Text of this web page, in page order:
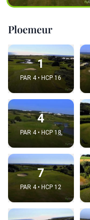
Ploemeur
1
PAR 4 • HCP 16
4
PAR 4 • HCP 18
7
PAR 4 • HCP 12